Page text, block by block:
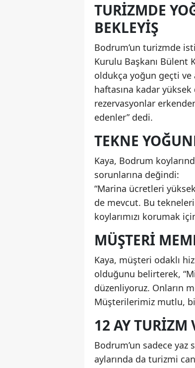
TURIZMDE
BEKLEYIŞ
Bodrum’un turizmde
Kurulu Başkanı Bülent
oldukça yoğun geçti ve
haftasına kadar
rezervasyonlar
edenler” dedi.
TEKNE
Kaya, Bodrum
sorunlarına değindi:
“Marina ücretleri
de mevcut. Bu
koylarımızı korumak
MÜŞTERI
Kaya, müşteri odaklı
olduğunu belirterek,
düzenliyoruz. Onların
Müşterilerimiz mutlu,
12 AY TURIZM
Bodrum’un sadece yaz
aylarında da turizmi